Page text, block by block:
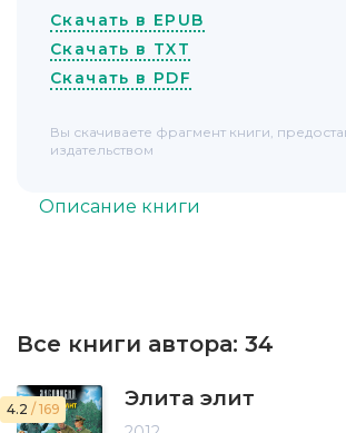
Описание книги
Все книги автора: 34
4.2 / 169 Элита элит
Скачать в EPUB
Скачать в TXT
Скачать в PDF
Вы скачиваете фрагмент книги,
издательством